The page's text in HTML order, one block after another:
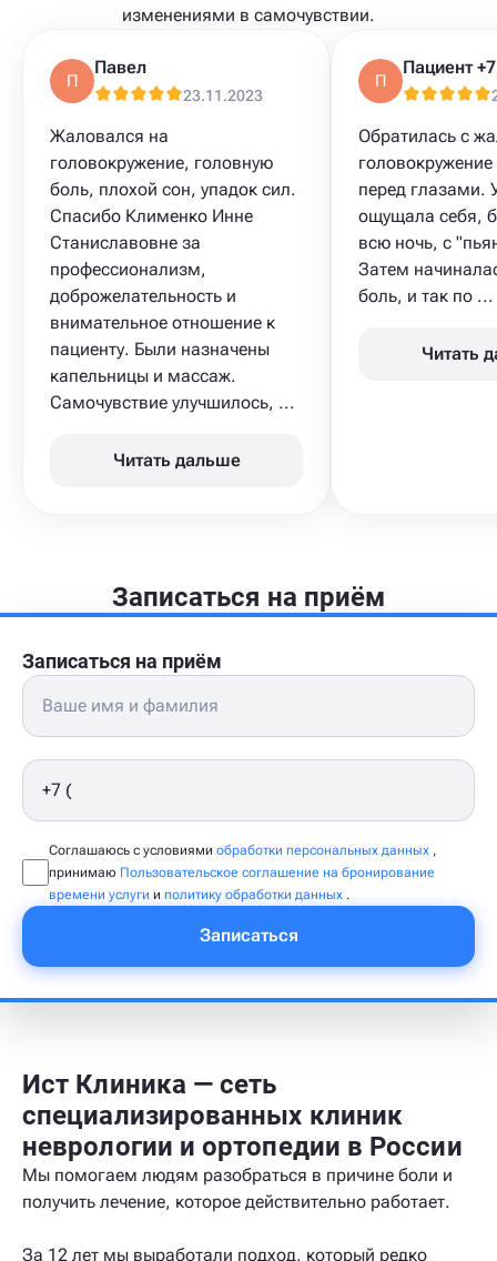
изменениями в самочувствии.
П
Павел
23.11.2023
Жаловался на
головокружение, головную
боль, плохой сон, упадок сил.
Спасибо Клименко Инне
Станиславовне за
профессионализм,
доброжелательность и
внимательное отношение к
пациенту. Были назначены
капельницы и массаж.
Самочувствие улучшилось, ...
Читать дальше
П
Обратилась с
перед глазами.
ощущала себя,
всю ночь, с
Затем
боль, и так по ...
Читать
Записаться на приём
Записаться на приём
Соглашаюсь с условиями обработки персональных данных ,
принимаю Пользовательское соглашение на бронирование
времени услуги и политику обработки данных .
Записаться
Ист Клиника — сеть
специализированных клиник
неврологии и ортопедии в России
Мы помогаем людям разобраться в причине боли и
получить лечение, которое действительно работает.
За 12 лет мы выработали подход, который редко